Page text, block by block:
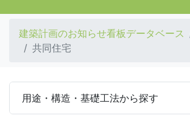
建築計画のお知らせ看板データベース
共同住宅
用途・構造・基礎工法から探す